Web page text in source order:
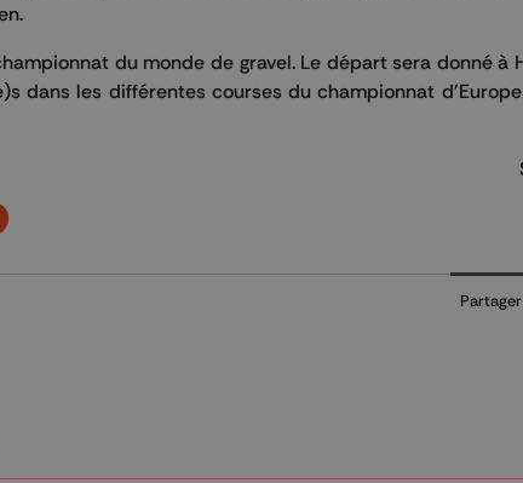
du monde de gravel. Le départ sera donné à
dans les différentes courses du championnat